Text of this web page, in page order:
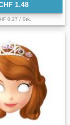
1.48
0.27 / Stk.